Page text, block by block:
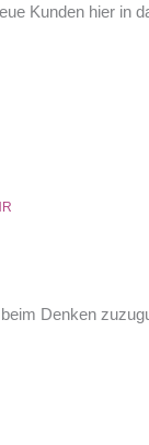
Kunden hier in
Denken